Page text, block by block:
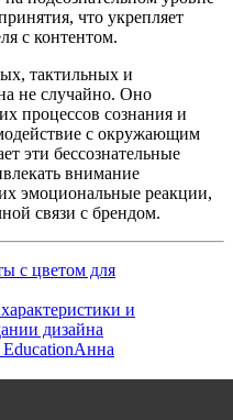
что укрепляет
с контентом.
тактильных и
не случайно. Оно
процессов сознания и
с окружающим
эти бессознательные
внимание
эмоциональные реакции,
связи с брендом.
с цветом для
и
дизайна
Анна